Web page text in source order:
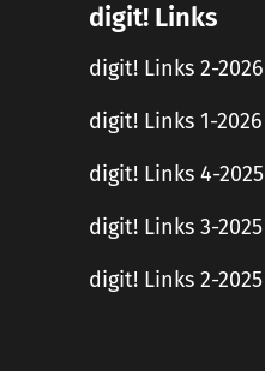
digit! Links
digit! Links 2-2026
digit! Links 1-2026
digit! Links 4-2025
digit! Links 3-2025
digit! Links 2-2025